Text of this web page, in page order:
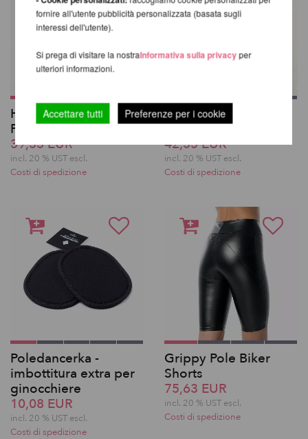
High-Low Shorts -
PoleDancerKa
39,33 EUR
incl. 20 % UST escl.
Costi di spedizione
Ginocchiere
Poledancerka ©
42,35 EUR
incl. 20 % UST escl.
Costi di spedizione
Poledancerka -
imbottitura extra per
ginocchiere
10,08 EUR
incl. 20 % UST escl.
Costi di spedizione
Grippy Pole Biker
Shorts
75,63 EUR
incl. 20 % UST escl.
Costi di spedizione
fornire all'utente pubblicità personalizzata (basata sugli
interessi dell'utente).
Si prega di visitare la nostraInformativa sulla privacyper
ulteriori informazioni.
Accettare tutti Preferenze per i cookie